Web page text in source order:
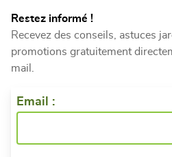
Restez informé !
Recevez des conseils, astuces
promotions gratuitement
mail.
Email :